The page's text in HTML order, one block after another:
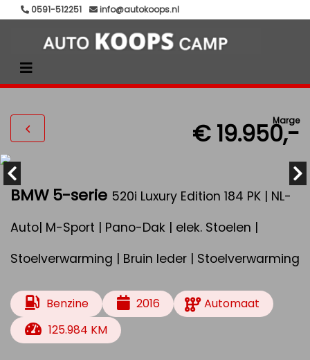
0591-512251 info@autokoops.nl
Marge
€ 19.950,-
BMW 5-serie 520i Luxury Edition 184 PK | NL-
Auto| M-Sport | Pano-Dak | elek. Stoelen |
Stoelverwarming | Bruin leder | Stoelverwarming
Benzine 2016
Automaat
125.984 KM